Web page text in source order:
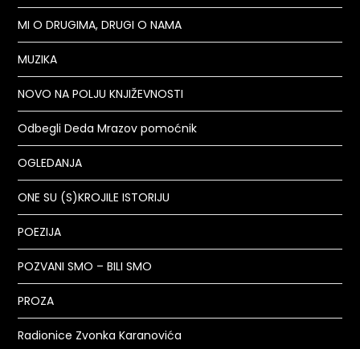
MI O DRUGIMA, DRUGI O NAMA
MUZIKA
NOVO NA POLJU KNJIŽEVNOSTI
Odbegli Deda Mrazov pomoćnik
OGLEDANJA
ONE SU (S)KROJILE ISTORIJU
POEZIJA
POZVANI SMO – BILI SMO
PROZA
Radionice Zvonka Karanovića